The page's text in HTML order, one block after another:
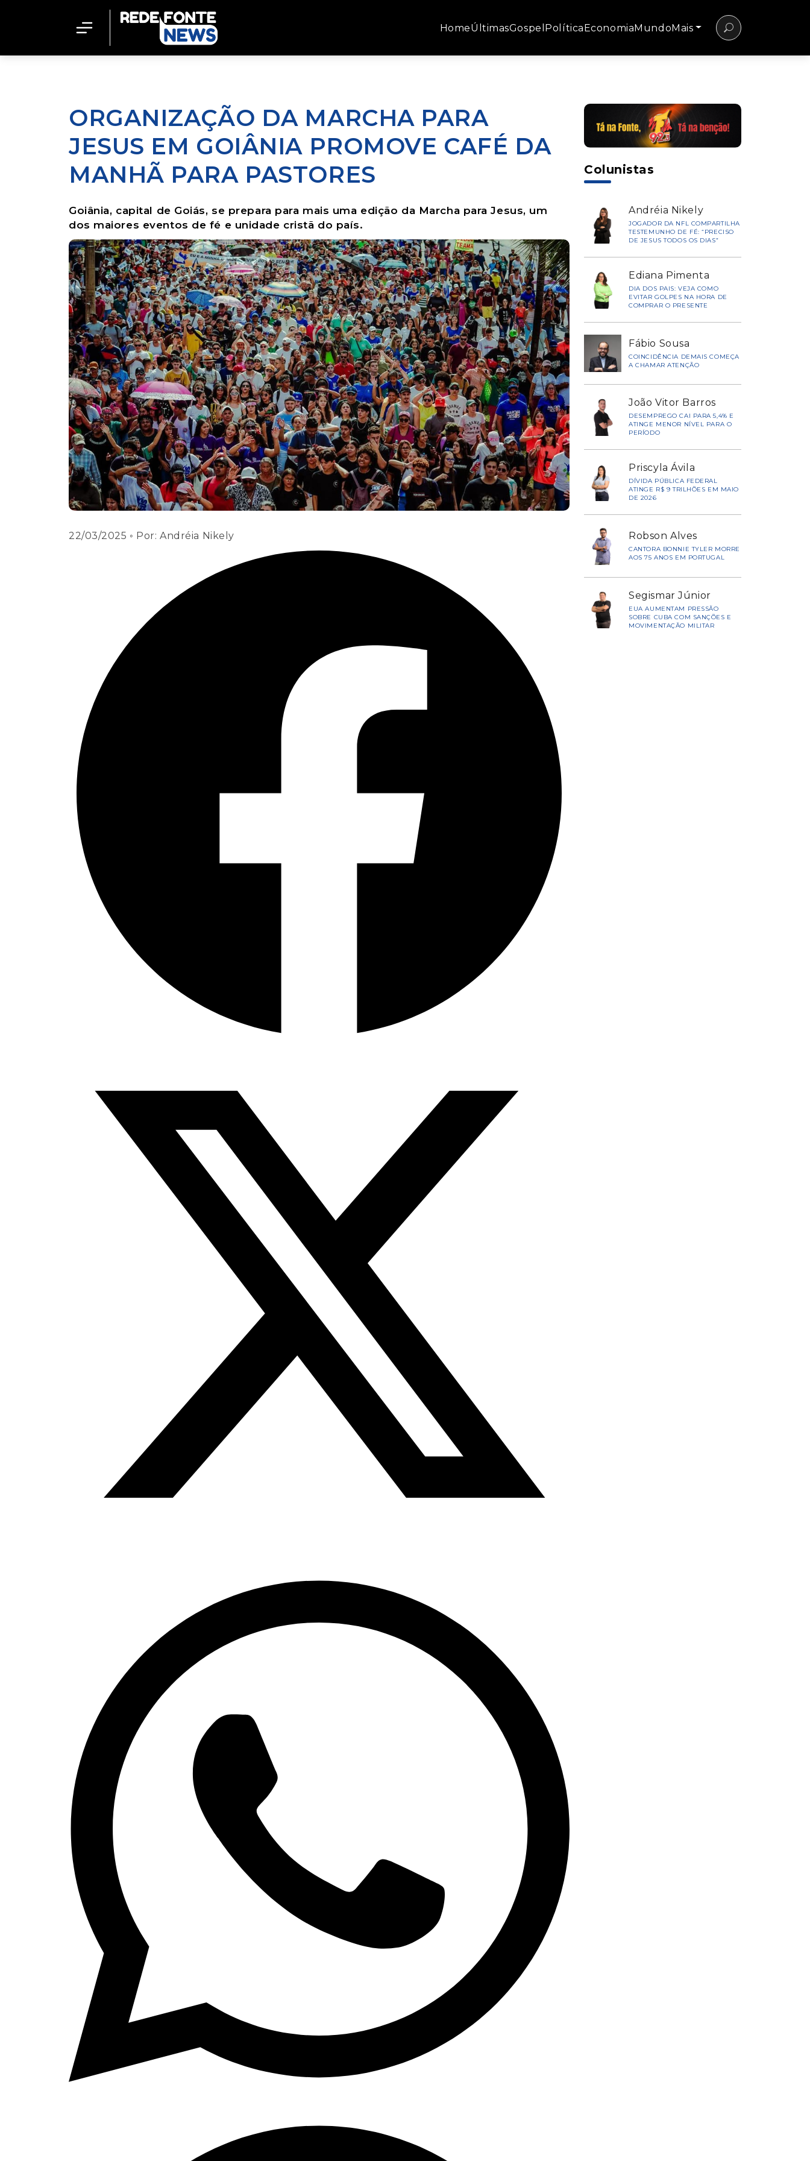
HomeÚltimasGospel PolíticaEconomiaMundoMais
ORGANIZAÇÃO DA MARCHA PARA
JESUS EM GOIÂNIA PROMOVE CAFÉ DA
MANHÃ PARA PASTORES
Goiânia, capital de Goiás, se prepara para mais uma edição da Marcha para Jesus, um
dos maiores eventos de fé e unidade cristã do país.
22/03/2025 ◦ Por:Andréia Nikely
Colunistas
Andréia Nikely
JOGADOR DA NFL COMPARTILHA
TESTEMUNHO DE FÉ: “PRECISO
DE JESUS TODOS OS DIAS”
Ediana Pimenta
DIA DOS PAIS: VEJA COMO
EVITAR GOLPES NA HORA DE
COMPRAR O PRESENTE
Fábio Sousa
COINCIDÊNCIA DEMAIS COMEÇA
A CHAMAR ATENÇÃO
João Vitor Barros
DESEMPREGO CAI PARA 5,4% E
ATINGE MENOR NÍVEL PARA O
PERÍODO
Priscyla Ávila
DÍVIDA PÚBLICA FEDERAL
ATINGE R$ 9 TRILHÕES EM MAIO
DE 2026
Robson Alves
CANTORA BONNIE TYLER MORRE
AOS 75 ANOS EM PORTUGAL
Segismar Júnior
EUA AUMENTAM PRESSÃO
SOBRE CUBA COM SANÇÕES E
MOVIMENTAÇÃO MILITAR